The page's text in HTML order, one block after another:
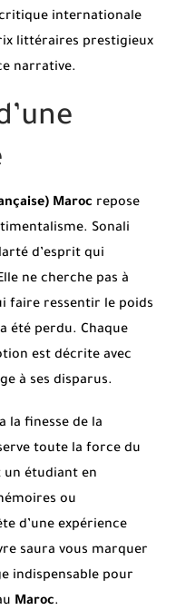
internationale
littéraires prestigieux
narrative.
Maroc repose
Sonali
d’esprit qui
ne cherche pas à
faire ressentir le poids
été perdu. Chaque
est décrite avec
à ses disparus.
la finesse de la
toute la force du
un étudiant en
ou
d’une expérience
saura vous marquer
indispensable pour
Maroc.